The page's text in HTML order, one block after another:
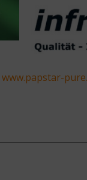
www.papstar-